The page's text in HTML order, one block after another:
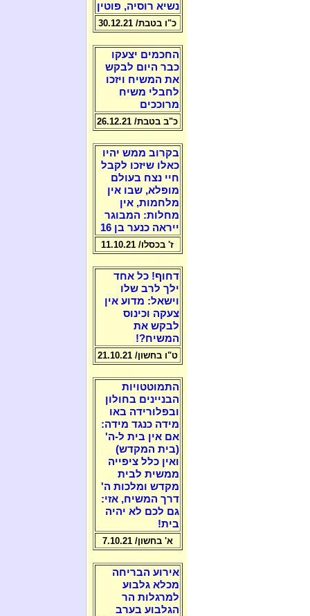
נשיא רוסיה, פוטין
כ"ו בטבת/ 30.12.21
החכמים יצעקו
כבר היום לבקש
את המשיח ויזכו
לחבלי משיח
מרוככים
כ"ב בטבת/ 26.12.21
בקרוב ממש יהיו
כאלו שיזכו לקבל
חיי נצח בעולם
מופלא, שבו אין
מלחמות, אין
מחלות: המבוגר
ייראה כנער בן 16
ז' בכסלו/ 11.10.21
דחוף! כל אחד
ילך לרב שלו
וישאל: מדוע אין
צעקה וכינוס
לבקש את
המשיח?!
ט"ו בחשון/ 21.10.21
התמוטטויות
הבניינים בחולון
ובפלורידה באו
מידה כנגד מידה:
אם אין בית ל-ה'
(בית המקדש)
ואין כלל ציפייה
ממשית לבית
מקדש ומלכות ה'
דרך המשיח, אזי:
גם לכם לא יהיה
בית!
א' בחשון/ 7.10.21
אירוע הבריחה
מכלא גלבוע
למרגלות הר
הגלבוע בערב